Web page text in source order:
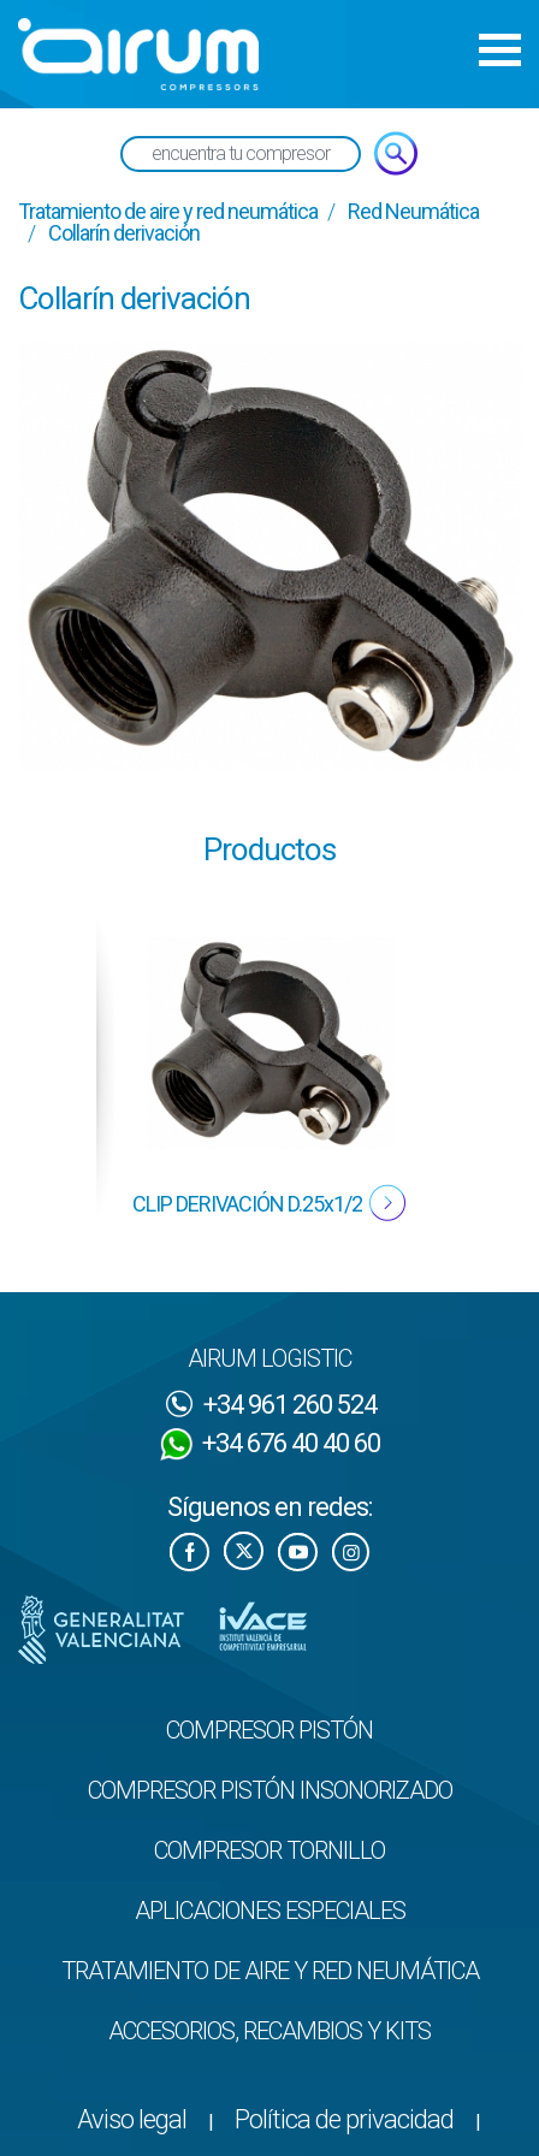
Tratamiento de aire y red neumática
Red Neumática
Collarín derivación
Collarín derivación
Productos
CLIP DERIVACIÓN D.25x1/2
AIRUM LOGISTIC
+34 961 260 524
+34 676 40 40 60
Síguenos en redes:
COMPRESOR PISTÓN
COMPRESOR PISTÓN INSONORIZADO
COMPRESOR TORNILLO
APLICACIONES ESPECIALES
TRATAMIENTO DE AIRE Y RED NEUMÁTICA
ACCESORIOS, RECAMBIOS Y KITS
Aviso legal Política de privacidad